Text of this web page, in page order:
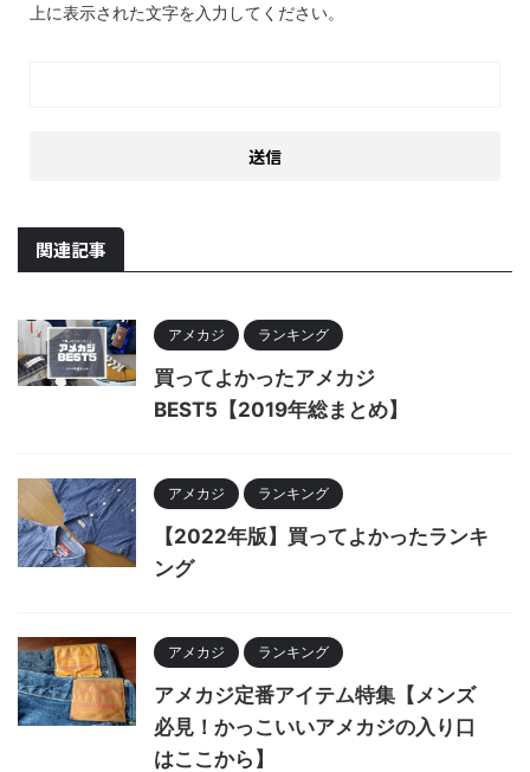
上に表示された文字を入力してください。
関連記事
アメカジ ランキング
買ってよかったアメカジ
BEST5【2019年総まとめ】
アメカジ ランキング
【2022年版】買ってよかったランキ
ング
アメカジ ランキング
アメカジ定番アイテム特集【メンズ
必見！かっこいいアメカジの入り口
はここから】